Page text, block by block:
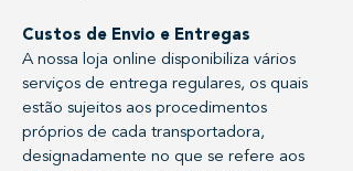
Custos de Envio e Entregas
A nossa loja online disponibiliza vários
serviços de entrega regulares, os quais
estão sujeitos aos procedimentos
próprios de cada transportadora,
designadamente no que se refere aos